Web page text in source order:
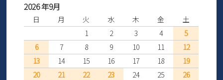
2026 年9月
日 月 火 水 木 金
土
1
2 3 4
5
6
7 8 9 10 11
12
13
14 15 16 17 18
19
20
21 22 23 24 25
26